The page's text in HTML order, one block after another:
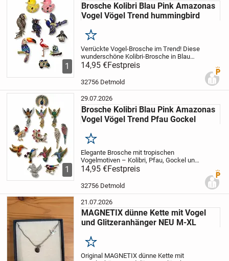
1
Brosche Kolibri Blau Pink Amazonas
Vogel Vögel Trend hummingbird
Merken
Verrückte Vogel-Brosche im Trend! Diese
wunderschöne Kolibri-Brosche in Blau
und Pink bringt tropisches Flair in deinen
Alltag. Der detailreich gestaltete
Amazonas-Vogel ist das perfekte
14,95 €Festpreis
32756 Detmold
1
29.07.2026
Brosche Kolibri Blau Pink Amazonas
Vogel Vögel Trend Pfau Gockel
Merken
Elegante Brosche mit tropischen
Vogelmotiven – Kolibri, Pfau, Gockel und
Eisvogel in lebendigen Farben wie Blau
und Pink. Das Accessoire im Amazonas-
Stil verleiht jedem Outfit einen exotischen
Touch...
14,95 €Festpreis
32756 Detmold
21.07.2026
MAGNETIX dünne Kette mit Vogel
und Glitzeranhänger NEU M-XL
Merken
Original MAGNETIX dünne Kette mit